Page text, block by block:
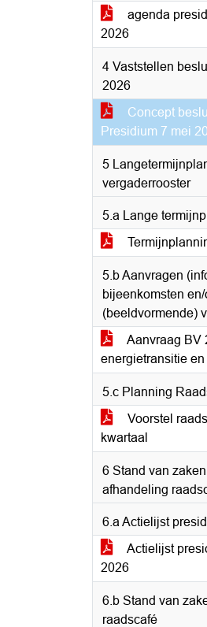
agenda
2026
4 Vaststellen
2026
Concept
Presidium 7 mei
5
vergaderrooster
5.a Lange
5.b Aanvragen
bijeenkomsten en/
(beeldvormende)
Aanvraag BV
energietransitie
5.c Planning
Voorstel
kwartaal
6 Stand van
afhandeling
6.a Actielijst
Actielijst
2026
6.b Stand van
raadscafé